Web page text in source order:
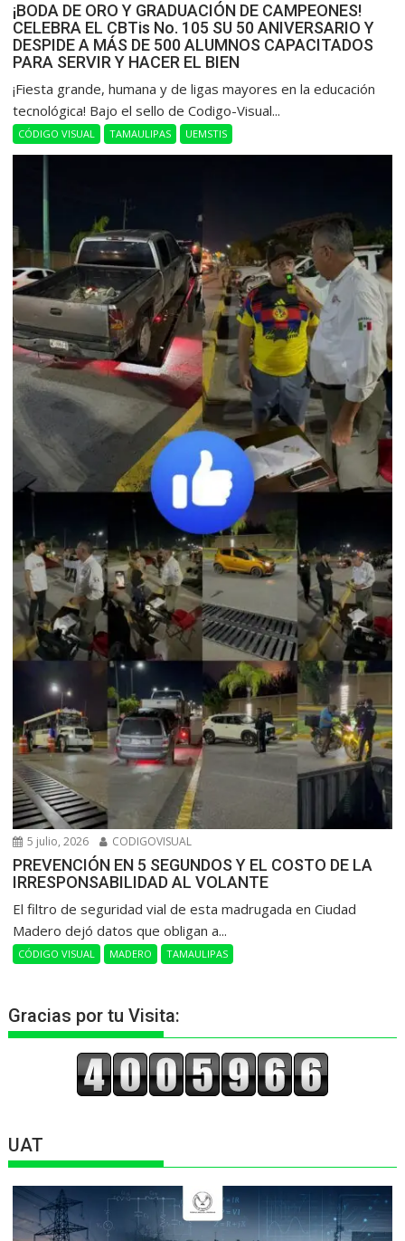
¡BODA DE ORO Y GRADUACIÓN DE CAMPEONES!
CELEBRA EL CBTis No. 105 SU 50 ANIVERSARIO Y
DESPIDE A MÁS DE 500 ALUMNOS CAPACITADOS
PARA SERVIR Y HACER EL BIEN
​¡Fiesta grande, humana y de ligas mayores en la educación
tecnológica! Bajo el sello de Codigo-Visual...
CÓDIGO VISUAL TAMAULIPAS UEMSTIS
5 julio, 2026 CODIGOVISUAL
PREVENCIÓN EN 5 SEGUNDOS Y EL COSTO DE LA
IRRESPONSABILIDAD AL VOLANTE
​El filtro de seguridad vial de esta madrugada en Ciudad
Madero dejó datos que obligan a...
CÓDIGO VISUAL MADERO TAMAULIPAS
Gracias por tu Visita:
UAT